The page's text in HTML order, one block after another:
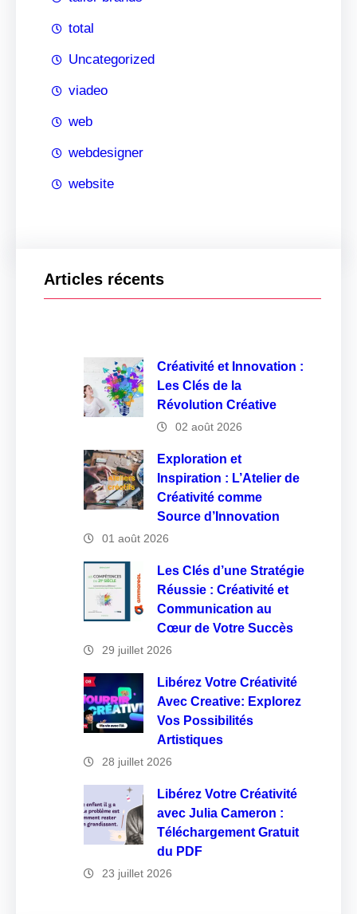
total
Uncategorized
viadeo
web
webdesigner
website
Articles récents
Créativité et Innovation :
Les Clés de la
Révolution Créative
02 août 2026
Exploration et
Inspiration : L’Atelier de
Créativité comme
Source d’Innovation
01 août 2026
Les Clés d’une Stratégie
Réussie : Créativité et
Communication au
Cœur de Votre Succès
29 juillet 2026
Libérez Votre Créativité
Avec Creative: Explorez
Vos Possibilités
Artistiques
28 juillet 2026
Libérez Votre Créativité
avec Julia Cameron :
Téléchargement Gratuit
du PDF
23 juillet 2026